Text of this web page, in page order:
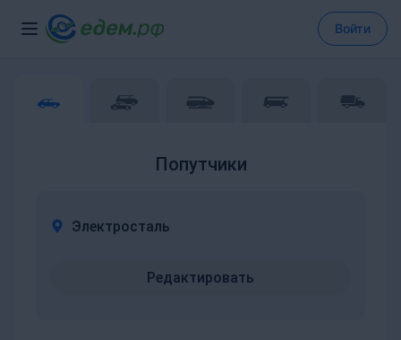
Войти
Попутчики
Электросталь
Редактировать